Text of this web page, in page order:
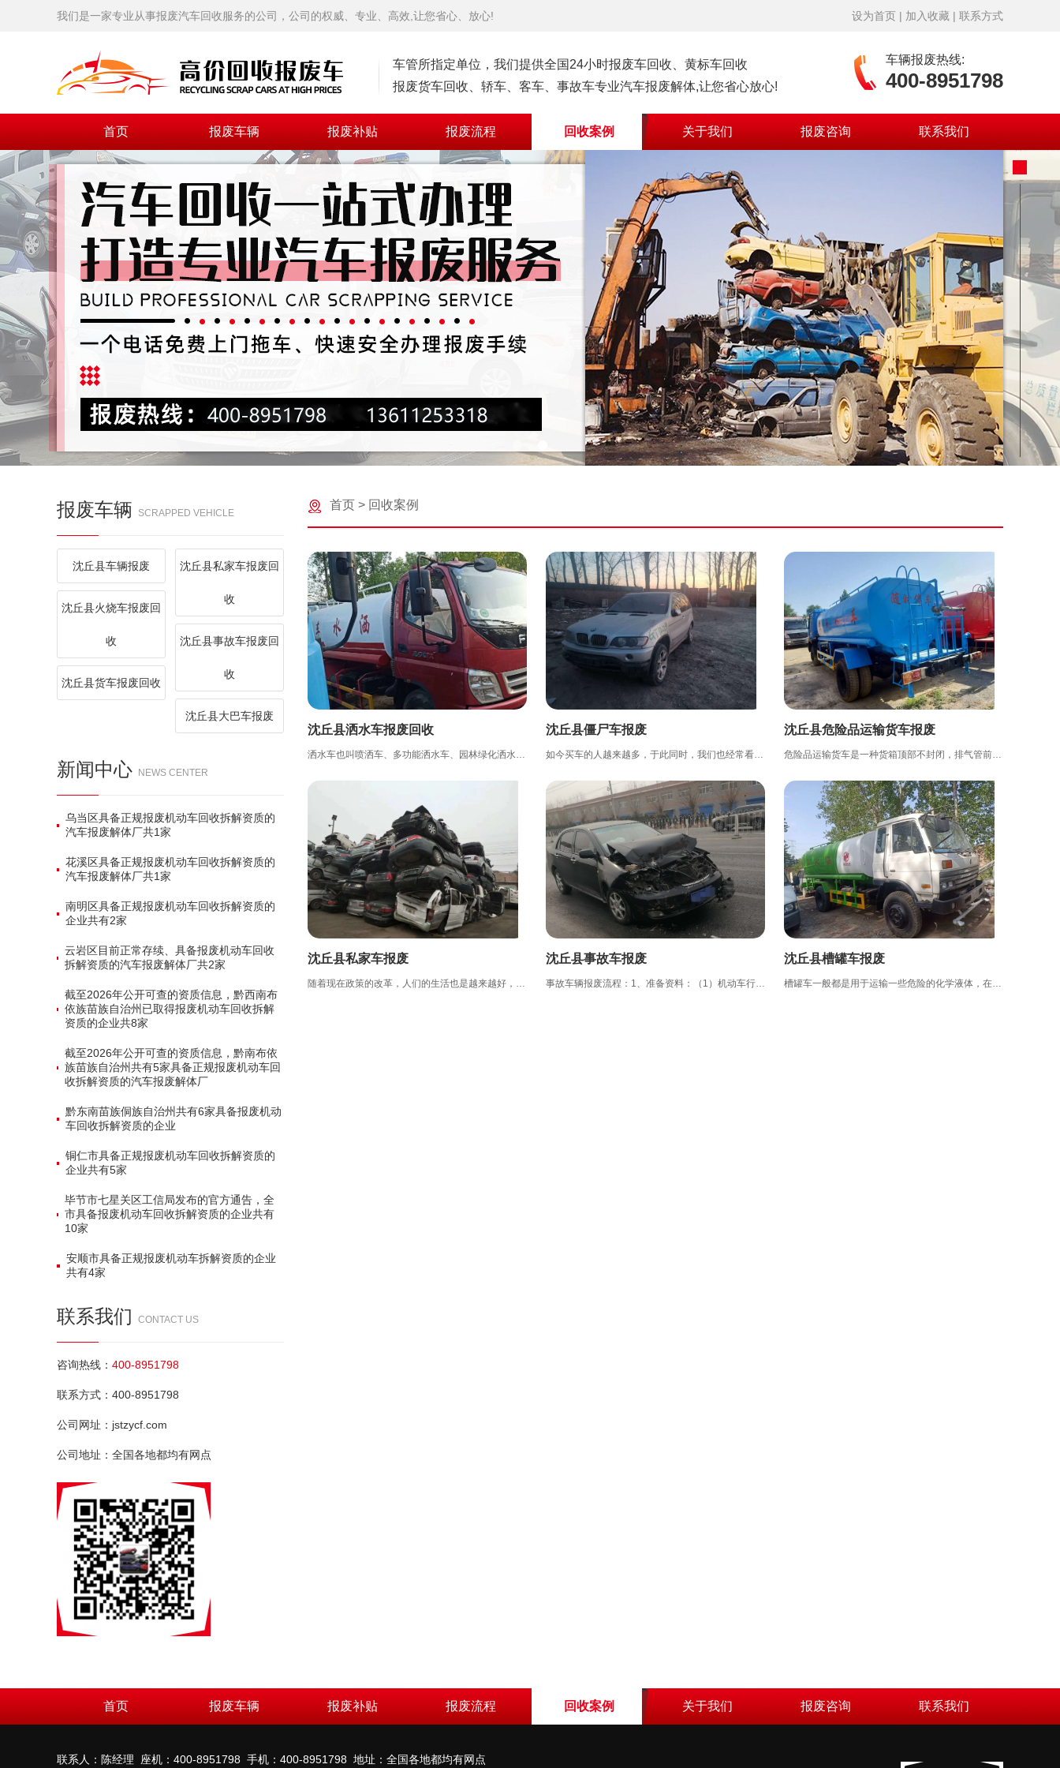
我们是一家专业从事报废汽车回收服务的公司，公司的权威、专业、高效,让您省心、放心! 设为首页 | 加入收藏 | 联系方式
车管所指定单位，我们提供全国24小时报废车回收、黄标车回收
报废货车回收、轿车、客车、事故车专业汽车报废解体,让您省心放心!
车辆报废热线:
400-8951798
首页 报废车辆 报废补贴 报废流程 回收案例 关于我们 报废咨询 联系我们
报废车辆 SCRAPPED VEHICLE
沈丘县车辆报废 沈丘县私家车报废回
收
沈丘县火烧车报废回
收 沈丘县事故车报废回
收
沈丘县货车报废回收
沈丘县大巴车报废
新闻中心 NEWS CENTER
乌当区具备正规报废机动车回收拆解资质的
汽车报废解体厂共‌1家‌
花溪区具备正规报废机动车回收拆解资质的
汽车报废解体厂共‌1家‌
南明区具备正规报废机动车回收拆解资质的
企业共有‌2家‌
云岩区目前正常存续、具备报废机动车回收
拆解资质的汽车报废解体厂共‌2家‌
截至2026年公开可查的资质信息，黔西南布
依族苗族自治州已取得报废机动车回收拆解
资质的企业共‌8家‌
截至2026年公开可查的资质信息，黔南布依
族苗族自治州共有‌5家‌具备正规报废机动车回
收拆解资质的汽车报废解体厂
黔东南苗族侗族自治州共有‌6家‌具备报废机动
车回收拆解资质的企业
铜仁市具备正规报废机动车回收拆解资质的
企业共有‌5家‌
毕节市七星关区工信局发布的官方通告，全
市具备报废机动车回收拆解资质的企业共有‌
10家‌
安顺市具备正规报废机动车拆解资质的企业
共有‌4家‌
联系我们 CONTACT US
咨询热线： 400-8951798
联系方式：400-8951798
公司网址：jstzycf.com
公司地址：全国各地都均有网点
首页 > 回收案例
沈丘县洒水车报废回收
洒水车也叫喷洒车、多功能洒水车、园林绿化洒水车、水罐车、运水车。 洒水车适合于各种路面冲洗，树木、绿化...
沈丘县僵尸车报废
如今买车的人越来越多，于此同时，我们也经常看到路边，停车场以及草丛堆里停着不少僵尸车。要不是车主去了...
沈丘县危险品运输货车报废
危险品运输货车是一种货箱顶部不封闭，排气管前置并装有防火花装置，运送石油化工品、炸药、鞭炮等危险品的...
沈丘县私家车报废
随着现在政策的改革，人们的生活也是越来越好，很多人都购买了自己的小轿车。据统计我国私家车已突破2亿辆，...
沈丘县事故车报废
事故车辆报废流程：1、准备资料：（1）机动车行驶证（2）机动车登记证；（3）车辆牌照；（4）单位车辆加盖公...
沈丘县槽罐车报废
槽罐车一般都是用于运输一些危险的化学液体，在路上我们碰到槽罐车的时候一般都会保持安全距离，槽罐车一旦...
首页 报废车辆 报废补贴 报废流程 回收案例 关于我们 报废咨询 联系我们
联系人：陈经理 座机：400-8951798 手机：400-8951798 地址：全国各地都均有网点